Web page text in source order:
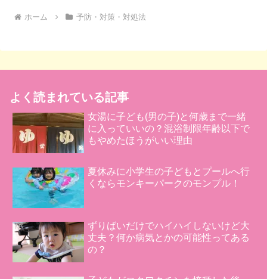
ホーム 予防・対策・対処法
よく読まれている記事
女湯に子ども(男の子)と何歳まで一緒
に入っていいの？混浴制限年齢以下で
もやめたほうがいい理由
夏休みに小学生の子どもとプールへ行
くならモンキーパークのモンプル！
ずりばいだけでハイハイしないけど大
丈夫？何か病気とかの可能性ってある
の？